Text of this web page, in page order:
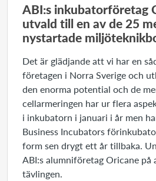
ABI:s inkubatorföretag
utvald till en av de 25
nystartade
Det är glädjande att vi har en
företagen i Norra Sverige och
den enorma potential och de
cellarmeringen har ur flera
i inkubatorn i januari i år men
Business Incubators
form sen drygt ett år tillbaka.
ABI:s alumniföretag Oricane på
tävlingen.